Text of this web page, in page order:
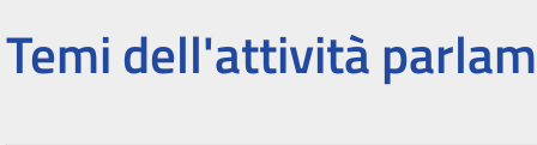
Temi dell'attività